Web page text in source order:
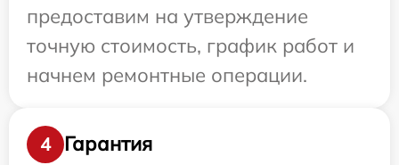
предоставим на утверждение
точную стоимость, график работ и
начнем ремонтные операции.
4
Гарантия